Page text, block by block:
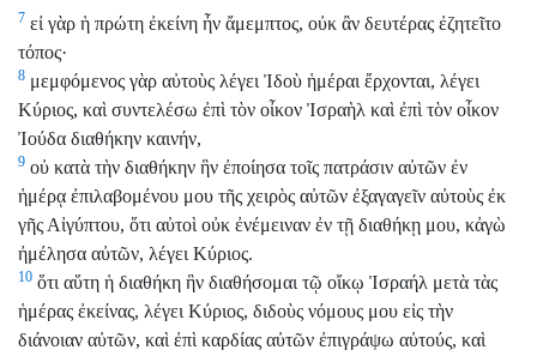
7 εἰ γὰρ ἡ πρώτη ἐκείνη ἦν ἄμεμπτος, οὐκ ἂν δευτέρας ἐζητεῖτο
τόπος·
8 μεμφόμενος γὰρ αὐτοὺς λέγει Ἰδοὺ ἡμέραι ἔρχονται, λέγει
Κύριος, καὶ συντελέσω ἐπὶ τὸν οἶκον Ἰσραὴλ καὶ ἐπὶ τὸν οἶκον
Ἰούδα διαθήκην καινήν,
9 οὐ κατὰ τὴν διαθήκην ἣν ἐποίησα τοῖς πατράσιν αὐτῶν ἐν
ἡμέρᾳ ἐπιλαβομένου μου τῆς χειρὸς αὐτῶν ἐξαγαγεῖν αὐτοὺς ἐκ
γῆς Αἰγύπτου, ὅτι αὐτοὶ οὐκ ἐνέμειναν ἐν τῇ διαθήκῃ μου, κἀγὼ
ἠμέλησα αὐτῶν, λέγει Κύριος.
10 ὅτι αὕτη ἡ διαθήκη ἣν διαθήσομαι τῷ οἴκῳ Ἰσραήλ μετὰ τὰς
ἡμέρας ἐκείνας, λέγει Κύριος, διδοὺς νόμους μου εἰς τὴν
διάνοιαν αὐτῶν, καὶ ἐπὶ καρδίας αὐτῶν ἐπιγράψω αὐτούς, καὶ